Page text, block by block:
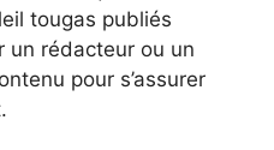
tougas publiés
un rédacteur ou un
pour s’assurer